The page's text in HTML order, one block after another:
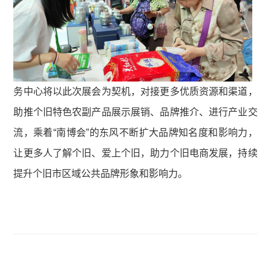
务中心将以此次展会为契机，对接更多优质资源和渠道，
助推个旧特色农副产品展示展销、品牌推介、进行产业交
流，乘着“南博会”的东风不断扩大品牌知名度和影响力，
让更多人了解个旧、爱上个旧，助力个旧电商发展，持续
提升个旧市区域公共品牌形象和影响力。